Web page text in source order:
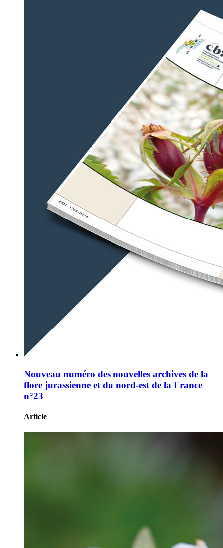
Nouveau numéro des nouvelles archives de la
flore jurassienne et du nord-est de la France
n°23
Article